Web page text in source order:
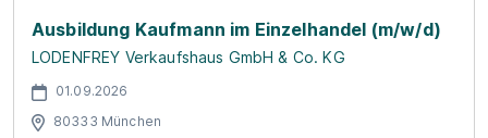
Ausbildung Kaufmann im Einzelhandel (m/w/d)
LODENFREY Verkaufshaus GmbH & Co. KG
01.09.2026
80333 München